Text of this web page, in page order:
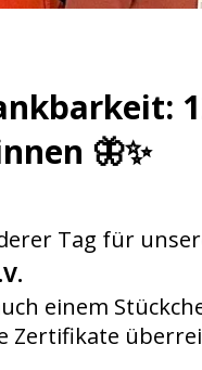
🦋✨
Tag für
einem
Zertifikate